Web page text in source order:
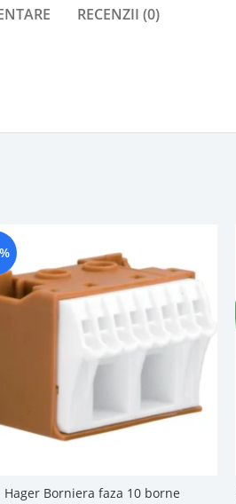
RECENZII (0)
Hager Borniera faza 10 borne